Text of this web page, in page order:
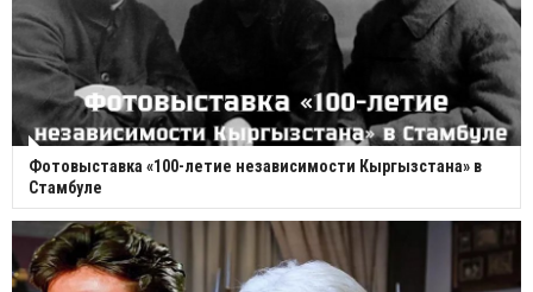
Фотовыставка «100-летие независимости Кыргызстана» в
Стамбуле